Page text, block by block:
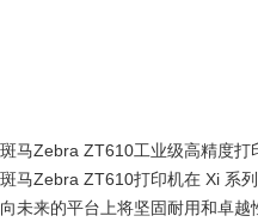
斑马Zebra ZT610工业级高精度打
斑马Zebra ZT610打印机在 Xi 系
向未来的平台上将坚固耐用和卓